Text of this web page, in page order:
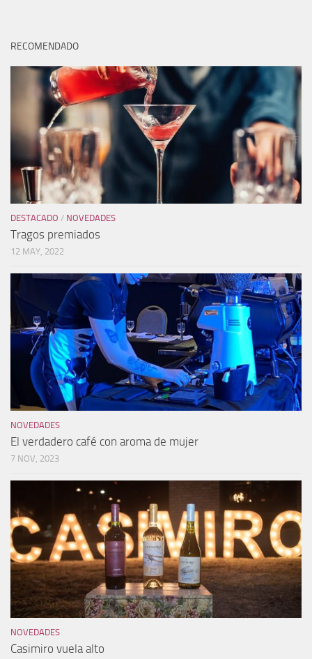
RECOMENDADO
DESTACADO / NOVEDADES
Tragos premiados
12 MAY, 2022
NOVEDADES
El verdadero café con aroma de mujer
7 NOV, 2023
NOVEDADES
Casimiro vuela alto